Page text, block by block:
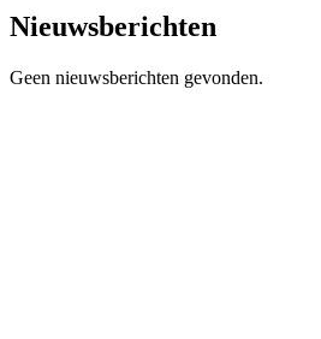
Nieuwsberichten
Geen nieuwsberichten gevonden.